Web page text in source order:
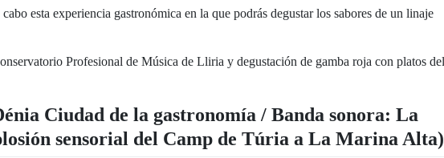
esta experiencia gastronómica en la que podrás degustar los sabores de un linaje
Ciudad de la gastronomía / Banda sonora: La
sensorial del Camp de Túria a La Marina Alta)